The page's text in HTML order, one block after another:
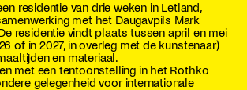
residentie van drie weken in Letland,
met het Daugavpils Mark
residentie vindt plaats tussen april en mei
of in 2027, in overleg met de kunstenaar)
en materiaal.
met een tentoonstelling in het Rothko
gelegenheid voor internationale